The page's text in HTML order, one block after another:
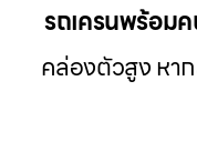
รถเครนพร้อม
คล่องตัวสูง หา